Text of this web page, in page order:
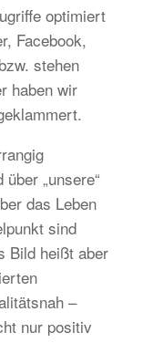
optimiert
Facebook,
stehen
haben wir
„unsere“
das Leben
sind
Bild heißt aber
–
nur positiv